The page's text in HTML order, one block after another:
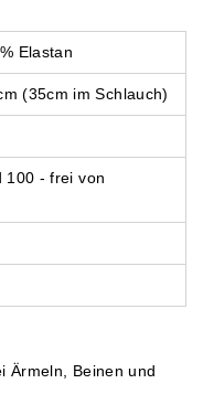
Elastan
(35cm im Schlauch)
100 - frei von
Ärmeln, Beinen und